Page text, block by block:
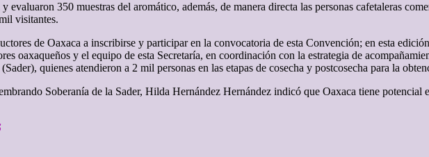
350 muestras del aromático, además, de manera directa las personas cafetaleras
visitantes.
de Oaxaca a inscribirse y participar en la convocatoria de esta Convención; en esta
oaxaqueños y el equipo de esta Secretaría, en coordinación con la estrategia de
quienes atendieron a 2 mil personas en las etapas de cosecha y postcosecha para la
Soberanía de la Sader, Hilda Hernández Hernández indicó que Oaxaca tiene